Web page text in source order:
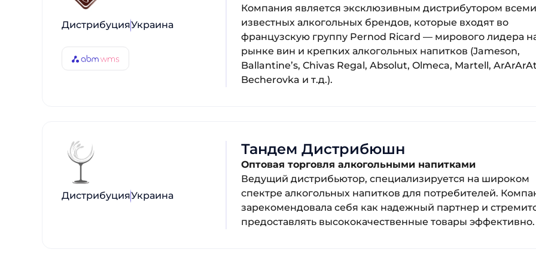
ДистрибуцияУкраина
Компания является эксклюзивным дистрибутором
известных алкогольных брендов, которые входят во
французскую группу Pernod Ricard — мирового лидера
рынке вин и крепких алкогольных напитков (Jameson,
Ballantine’s, Chivas Regal, Absolut, Olmeca, Martell,
Becherovka и т.д.).
ДистрибуцияУкраина
Тандем Дистрибюшн
Оптовая торговля алкогольными напитками
Ведущий дистрибьютор, специализируется на широком
спектре алкогольных напитков для потребителей.
зарекомендовала себя как надежный партнер и
предоставлять высококачественные товары эффективно.